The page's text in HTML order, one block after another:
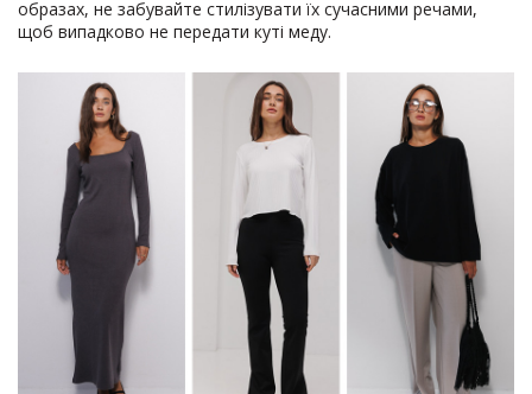
образах, не забувайте стилізувати їх сучасними речами,
щоб випадково не передати куті меду.